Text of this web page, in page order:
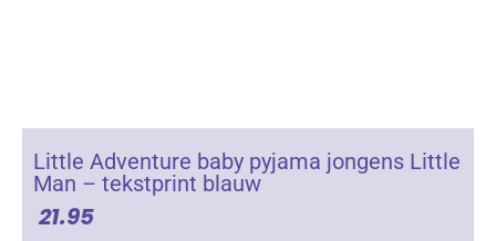
Little Adventure baby pyjama jongens Little
Man – tekstprint blauw
21.95